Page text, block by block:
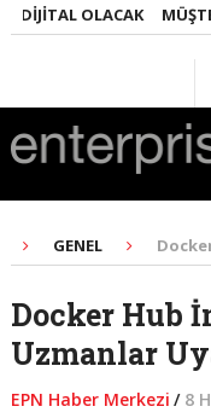
OLACAK MÜŞTERI
GENEL
Docker Hub
Uzmanlar
EPN Haber Merkezi / 8